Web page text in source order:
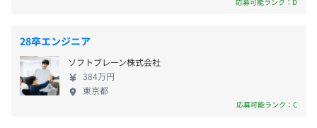
28卒エンジニア
ソフトブレーン株式会社
384万円
東京都
応募可能ランク：C